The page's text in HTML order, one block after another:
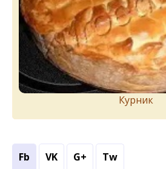
Курник
Fb VK G+ Tw